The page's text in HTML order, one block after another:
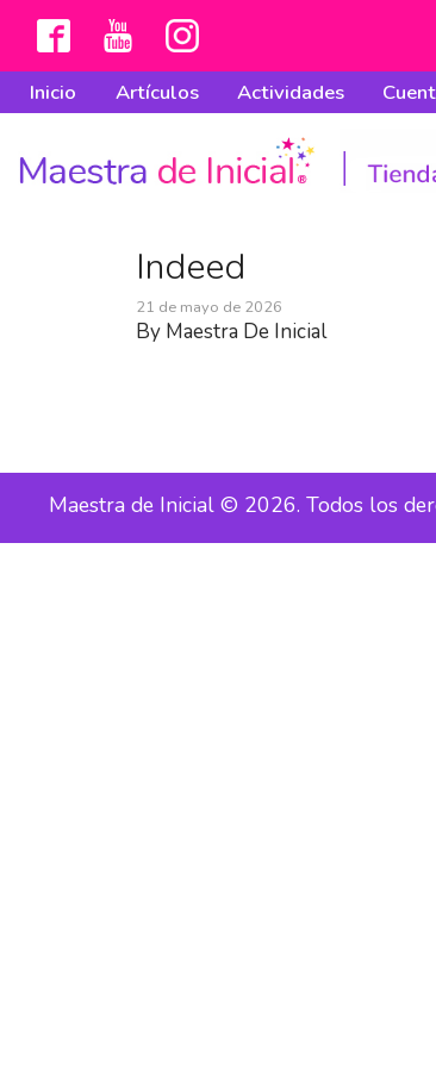
Inicio
Artículos Actividades
Indeed
21 de mayo de 2026
By Maestra De Inicial
Maestra de Inicial © 2026. Todos los